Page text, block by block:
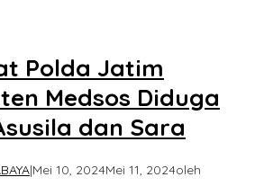
Polda Jatim
Medsos Diduga
dan Sara
|Mei 10, 2024Mei 11, 2024oleh